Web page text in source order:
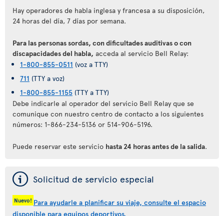
Hay operadores de habla inglesa y francesa a su disposición,
24 horas del día, 7 días por semana.
Para las personas sordas, con dificultades auditivas o con
discapacidades del habla, acceda al servicio Bell Relay:
1-800-855-0511 (voz a TTY)
711 (TTY a voz)
1-800-855-1155 (TTY a TTY)
Debe indicarle al operador del servicio Bell Relay que se
comunique con nuestro centro de contacto a los siguientes
números: 1-866-234-5136 or 514-906-5196.
Puede reservar este servicio hasta 24 horas antes de la salida.
ý Solicitud de servicio especial
Nuevo! Para ayudarle a planificar su viaje, consulte el espacio
disponible para equipos deportivos.